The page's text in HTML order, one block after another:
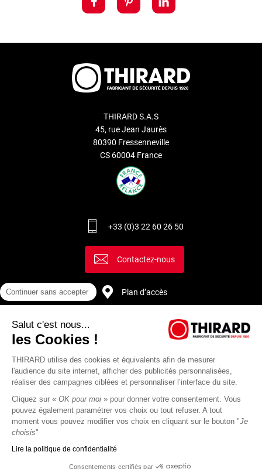
THIRARD S.A.S
45, rue Jean Jaurès
80390 Fressenneville
CS 60004 France
+33 (0)3 22 60 26 50
Contactez-nous
Plan d’accès
Continuer sans accepter
Salut c'est nous...
les Cookies !
THIRARD utilise des cookies et équivalents afin de mesurer
l'audience du site internet, afficher des publicités personnalisées,
réaliser des campagnes ciblées et personnaliser l’interface du site.
Cliquez sur « OK pour moi » pour donner votre consentement. Vous
pouvez également paramétrer vos choix ou tout refuser. A tout
moment vous pouvez modifier vos choix en cliquant sur le bouton "Je
choisis"
Lire la politique de confidentialité
Consentements certifiés par